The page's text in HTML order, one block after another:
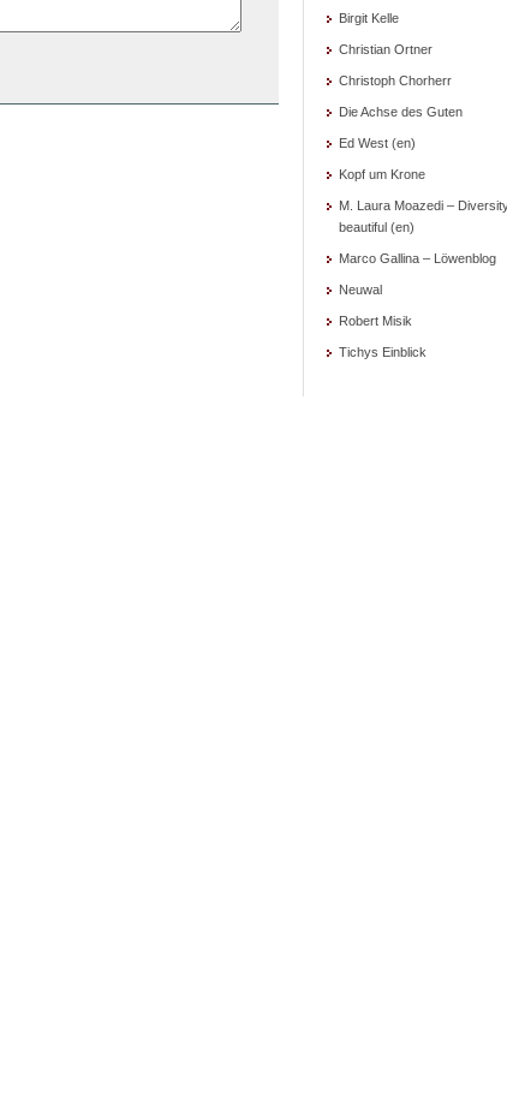
Birgit Kelle
Christian Ortner
Christoph Chorherr
Die Achse des Guten
Ed West (en)
Kopf um Krone
M. Laura Moazedi –
beautiful (en)
Marco Gallina – Löwenblog
Neuwal
Robert Misik
Tichys Einblick